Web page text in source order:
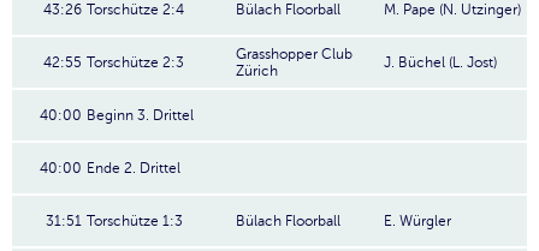
43:26 Torschütze 2:4 Bülach Floorball M. Pape (N. Utzinger)
42:55 Torschütze 2:3
Grasshopper Club
Zürich
J. Büchel (L. Jost)
40:00 Beginn 3. Drittel
40:00 Ende 2. Drittel
31:51 Torschütze 1:3 Bülach Floorball E. Würgler